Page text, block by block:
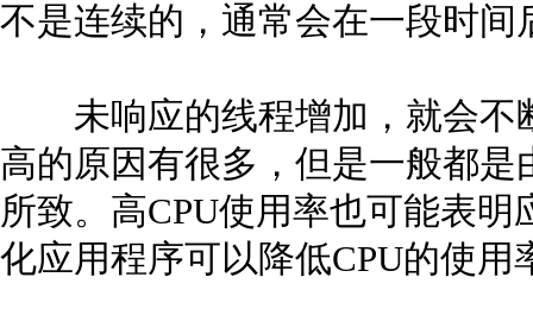
不是连续的，通常会在一段时间
未响应的线程增加，就会不
高的原因有很多，但是一般都
所致。高CPU使用率也可能表
化应用程序可以降低CPU的使用